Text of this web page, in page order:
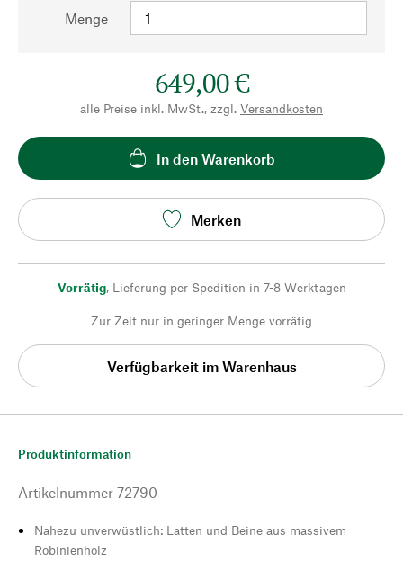
Menge
649,00 €
alle Preise inkl. MwSt., zzgl. Versandkosten
In den Warenkorb
Merken
Vorrätig, Lieferung per Spedition in 7-8 Werktagen
Zur Zeit nur in geringer Menge vorrätig
Verfügbarkeit im Warenhaus
Produktinformation
Artikelnummer 72790
Nahezu unverwüstlich: Latten und Beine aus massivem
Robinienholz